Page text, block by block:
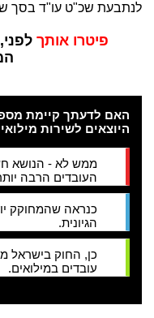
לנתבעת שכ"ט עו"ד בסך של 10,000
פיטרו אותך
האם לדעתך קיימת
היוצאים לשירות
ממש לא - הנושא
העובדים הרבה
כנראה שהמחוקק
הגיונית.
כן, החוק בישראל
עובדים במילואים.